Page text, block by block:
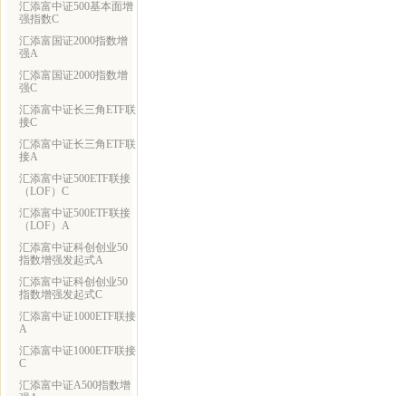
汇添富中证500基本面增
强指数C
汇添富国证2000指数增
强A
汇添富国证2000指数增
强C
汇添富中证长三角ETF联
接C
汇添富中证长三角ETF联
接A
汇添富中证500ETF联接
（LOF）C
汇添富中证500ETF联接
（LOF）A
汇添富中证科创创业50
指数增强发起式A
汇添富中证科创创业50
指数增强发起式C
汇添富中证1000ETF联接
A
汇添富中证1000ETF联接
C
汇添富中证A500指数增